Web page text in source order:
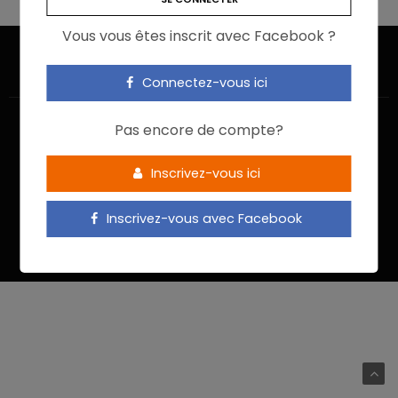
Vous vous êtes inscrit avec Facebook ?
Connectez-vous ici
Pas encore de compte?
Inscrivez-vous ici
Inscrivez-vous avec Facebook
ACCUEIL JE M’INSCRIS
NOUS CONTACTER
MENTIONS LÉGALES
POLITIQUE DE CONFIDENTIALITÉ
Food In Action © 2022